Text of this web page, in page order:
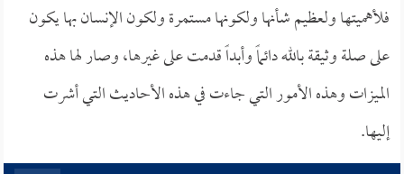
فلأهميتها ولعظيم شأنها ولكونها مستمرة ولكون الإنسان بها يكون
على صلة وثيقة بالله دائماً وأبداً قدمت على غيرها، وصار لها هذه
الميزات وهذه الأمور التي جاءت في هذه الأحاديث التي أشرت
إليها.